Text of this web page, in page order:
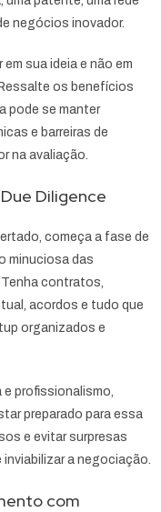
negócios inovador.
sua ideia e não em
os benefícios
pode se manter
e barreiras de
na avaliação.
Diligence
começa a fase de
minuciosa das
contratos,
acordos e tudo que
organizados e
profissionalismo,
preparado para essa
e evitar surpresas
a negociação.
com